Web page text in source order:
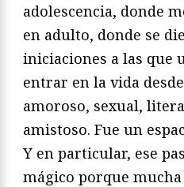
adolescencia, donde
en adulto, donde se
iniciaciones a las que
entrar en la vida
amoroso, sexual,
amistoso. Fue un
Y en particular, ese
mágico porque